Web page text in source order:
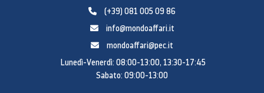
(+39) 081 005 09 86
info@mondoaffari.it
mondoaffari@pec.it
Lunedì-Venerdì: 08:00-13:00, 13:30-17:45
Sabato: 09:00-13:00